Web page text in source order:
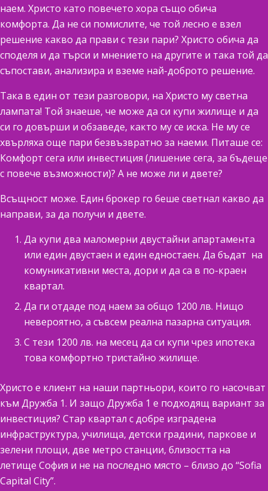
наем. Христо като повечето хора също обича
комфорта. Да не си помислите, че той лесно е взел
решение какво да прави с тези пари? Христо обича да
споделя и да търси и мнението на другите и така той да
съпостави, анализира и вземе най-доброто решение.
Така в един от тези разговори, на Христо му светна
лампата! Той знаеше, че може да си купи жилище и да
си го довърши и обзаведе, както му се иска. Не му се
хвърляха още пари безвъзвратно за наеми. Питаше се:
Комфорт сега или инвестиция (лишение сега, за бъдеще
с повече възможности)? А не може ли и двете?
Всъщност може. Един брокер го беше светнал какво да
направи, за да получи и двете.
Да купи два маломерни двустайни апартамента
или един двустаен и един едностаен. Да бъдат на
комуникативни места, дори и да са в по-краен
квартал.
Да ги отдаде под наем за общо 1200 лв. Нищо
невероятно, а съвсем реална пазарна ситуация.
С тези 1200 лв. на месец да си купи чрез ипотека
това комфортно тристайно жилище.
Христо е клиент на наши партньори, които го насочват
към Дружба 1. И защо Дружба 1 е подходящ вариант за
инвестиция? Стар квартал с добре изградена
инфраструктура, училища, детски градини, паркове и
зелени площи, две метро станции, близостта на
летище София и не на последно място – близо до “Sofia
Capital City”.